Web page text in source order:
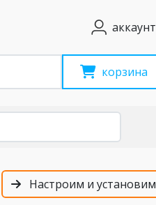
аккаунт
корзина
Настроим и установим